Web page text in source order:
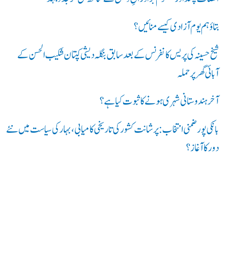
بتاؤ ہم یوم آزادی کیسے منائیں؟
شیخ حسینہ کی پریس کانفرنس کے بعد سابق بنگلہ دیشی کپتان شکیب الحسن کے
آبائی گھر پر حملہ
آخر ہندوستانی شہری ہونے کا ثبوت کیا ہے؟
بانکی پور ضمنی انتخاب: پرشانت کشور کی تاریخی کامیابی، بہار کی سیاست میں نئے
دور کا آغاز؟